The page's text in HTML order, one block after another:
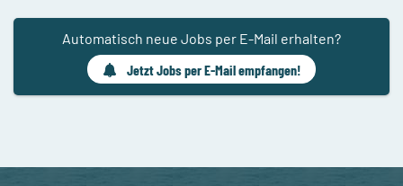
Automatisch neue Jobs per E-Mail erhalten?
Jetzt Jobs per E-Mail empfangen!